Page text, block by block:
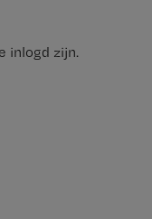
inlogd zijn.